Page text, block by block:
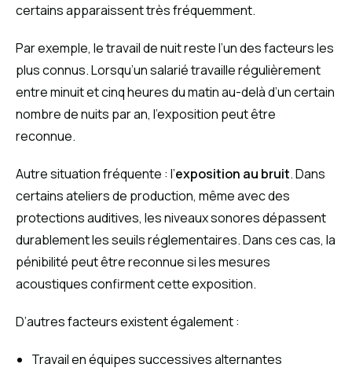
certains apparaissent très fréquemment.
Par exemple, le travail de nuit reste l’un des facteurs les
plus connus. Lorsqu’un salarié travaille régulièrement
entre minuit et cinq heures du matin au-delà d’un certain
nombre de nuits par an, l’exposition peut être
reconnue.
Autre situation fréquente : l’exposition au bruit. Dans
certains ateliers de production, même avec des
protections auditives, les niveaux sonores dépassent
durablement les seuils réglementaires. Dans ces cas, la
pénibilité peut être reconnue si les mesures
acoustiques confirment cette exposition.
D’autres facteurs existent également :
Travail en équipes successives alternantes